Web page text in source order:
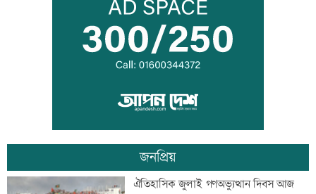
শাহজালাল বিমানবন্দরে আগুন, সাময়িক বন্ধ
যাত্রীসেবা
গ্রিস উপকূলে দুই শতাধিক অভিবাসী উদ্ধার,
অধিকাংশ বাংলাদেশি
অস্থির বাজারে আজ স্বর্ণের ভরি কত
জনপ্রিয়
ঐতিহাসিক জুলাই গণঅভ্যুত্থান দিবস আজ